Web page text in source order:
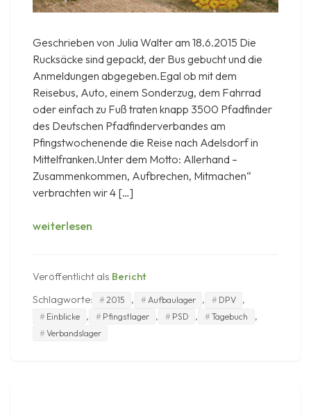
Geschrieben von Julia Walter am 18.6.2015 Die
Rucksäcke sind gepackt, der Bus gebucht und die
Anmeldungen abgegeben.Egal ob mit dem
Reisebus, Auto, einem Sonderzug, dem Fahrrad
oder einfach zu Fuß traten knapp 3500 Pfadfinder
des Deutschen Pfadfinderverbandes am
Pfingstwochenende die Reise nach Adelsdorf in
Mittelfranken.Unter dem Motto: Allerhand –
Zusammenkommen, Aufbrechen, Mitmachen“
verbrachten wir 4 […]
weiterlesen
Zusammenkommen,
Mitmachen
Veröffentlicht als Bericht
Schlagworte:
2015 , Aufbaulager , DPV ,
Einblicke , Pfingstlager , PSD , Tagebuch ,
Verbandslager